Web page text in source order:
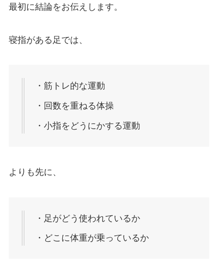
最初に結論をお伝えします。
寝指がある足では、
・筋トレ的な運動
・回数を重ねる体操
・小指をどうにかする運動
よりも先に、
・足がどう使われているか
・どこに体重が乗っているか